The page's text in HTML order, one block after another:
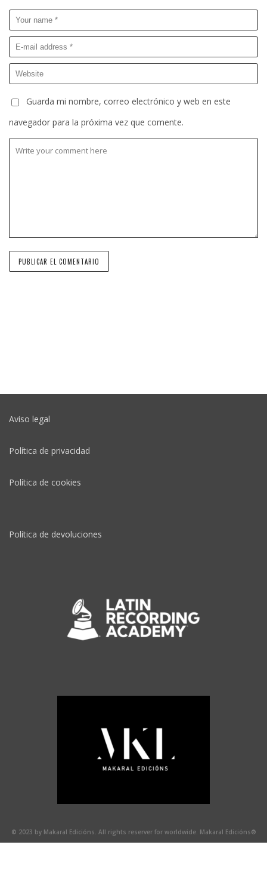
Guarda mi nombre, correo electrónico y web en este
navegador para la próxima vez que comente.
Aviso legal
Política de privacidad
Política de cookies
Política de devoluciones
© 2023 by Makaral Edicións. All rights reserver for worldwide. Makaral Edicións®